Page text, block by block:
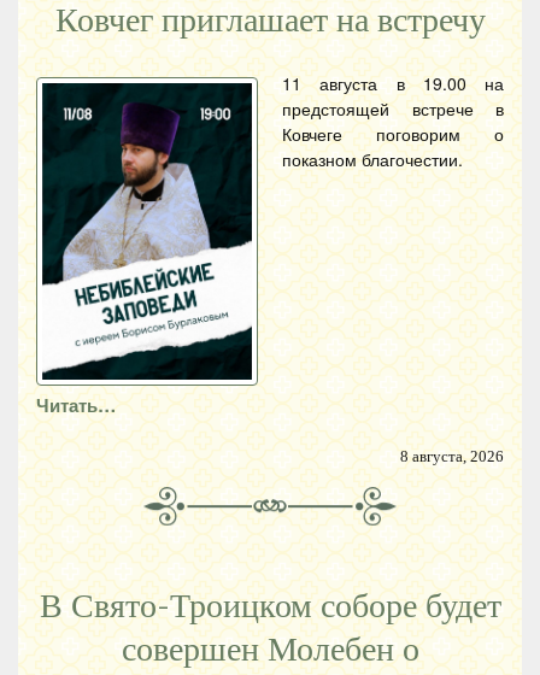
Ковчег приглашает на встречу
11 августа в 19.00 на
предстоящей встрече в
Ковчеге поговорим о
показном благочестии.
Читать…
8 августа, 2026
В Свято-Троицком соборе будет
совершен Молебен о